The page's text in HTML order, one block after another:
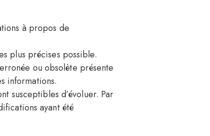
à propos de
plus précises possible.
ou obsolète présente
informations.
susceptibles d’évoluer. Par
ayant été